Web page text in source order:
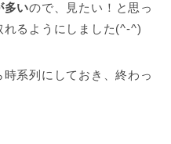
多いので、見たい！と思っ
るようにしました(^-^)
系列にしておき、終わっ